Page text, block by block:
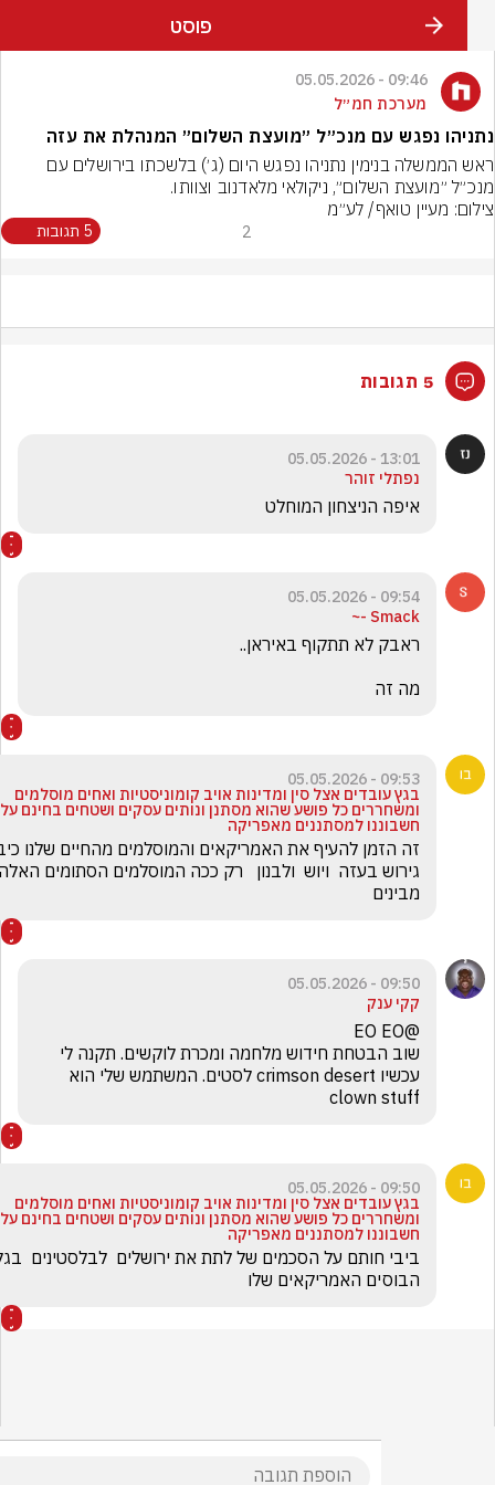
09:46 - 05.05.2026
מערכת חמ״ל
נפגש עם מנכ״ל ״מועצת השלום״ המנהלת את עזה
ראש הממשלה בנימין נתניהו נפגש היום (ג׳) בלשכתו בירושלים עם
השלום״, ניקולאי מלאדנוב וצוותו.
טואף/ לע״מ
5 תגובות
13:01 - 05.05.2026
נפתלי זוהר
איפה הניצחון המוחלט
09:54 - 05.05.2026
Smack -~
09:53 - 05.05.2026
בגץ עובדים אצל סין ומדינות אויב קומוניסטיות ואחים מוסלמים
ומשחררים כל פושע שהוא מסתנן ונותים עסקים ושטחים בחינם על
חשבוננו למסתננים מאפריקה
זה הזמן להעיף את האמריקאים והמוסלמים מהחיים שלנו כיבוש
גירוש בעזה  ויוש  ולבנון   רק ככה המוסלמים הסתומים האלה
09:50 - 05.05.2026
קקי ענק
שוב הבטחת חידוש מלחמה ומכרת לוקשים. תקנה לי
עכשיו crimson desert לסטים. המשתמש שלי הוא
clown stuff
09:50 - 05.05.2026
בגץ עובדים אצל סין ומדינות אויב קומוניסטיות ואחים מוסלמים
ומשחררים כל פושע שהוא מסתנן ונותים עסקים ושטחים בחינם על
חשבוננו למסתננים מאפריקה
ביבי חותם על הסכמים של לתת את ירושלים  לבלסטינים  בגלל
הבוסים האמריקאים שלו